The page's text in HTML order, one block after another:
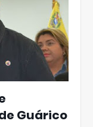
Guárico